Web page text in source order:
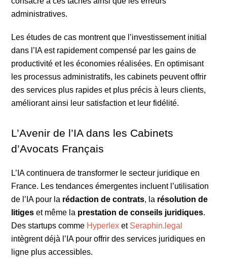
administratives.
Les études de cas montrent que l’investissement initial
dans l’IA est rapidement compensé par les gains de
productivité et les économies réalisées. En optimisant
les processus administratifs, les cabinets peuvent offrir
des services plus rapides et plus précis à leurs clients,
améliorant ainsi leur satisfaction et leur fidélité.
L’Avenir de l’IA dans les Cabinets
d’Avocats Français
L’IA continuera de transformer le secteur juridique en
France. Les tendances émergentes incluent l’utilisation
de l’IA pour la rédaction de contrats, la résolution de
litiges et même la prestation de conseils juridiques.
Des startups comme Hyperlex et Seraphin.legal
intègrent déjà l’IA pour offrir des services juridiques en
ligne plus accessibles.